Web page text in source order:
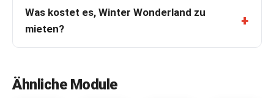
Was kostet es, Winter Wonderland zu
mieten?
Ähnliche Module